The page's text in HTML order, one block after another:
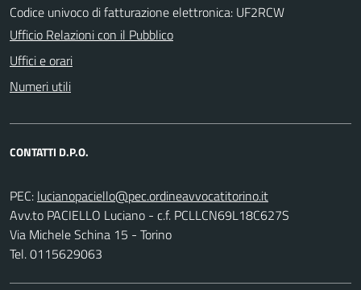
Codice univoco di fatturazione elettronica: UF2RCW
Ufficio Relazioni con il Pubblico
Uffici e orari
Numeri utili
CONTATTI D.P.O.
PEC:
Avv.to PACIELLO Luciano - c.f. PCLLCN69L18C627S
Via Michele Schina 15 - Torino
Tel. 0115629063